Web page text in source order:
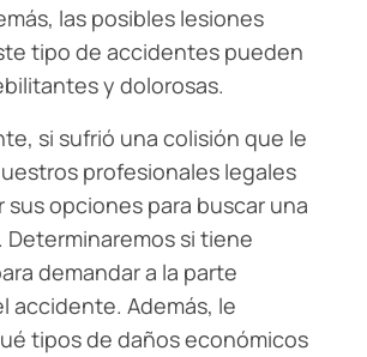
las posibles lesiones
tipo de accidentes pueden
y dolorosas.
si sufrió una colisión que le
profesionales legales
sus opciones para buscar una
si tiene
demandar a la parte
accidente. Además, le
tipos de daños económicos